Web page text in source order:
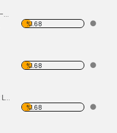
Krom Arka Tampon 55-67 Model,Borulu Tip
%1.68
%1.68
Arka Plaka Lambası Alt Lastiği 1200
%1.68